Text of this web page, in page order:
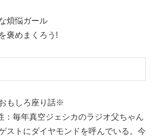
煩悩ガール
褒めまくろう!
もしろ座り話※
：毎年真空ジェシカのラジオ父ちゃん
ストにダイヤモンドを呼んでいる。今